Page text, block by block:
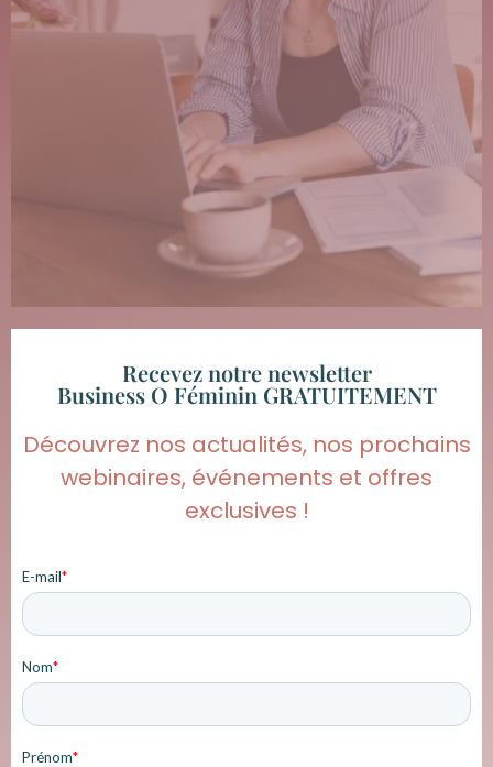
Recevez notre newsletter
Business O Féminin GRATUITEMENT
Découvrez nos actualités, nos prochains
webinaires, événements et offres
exclusives !